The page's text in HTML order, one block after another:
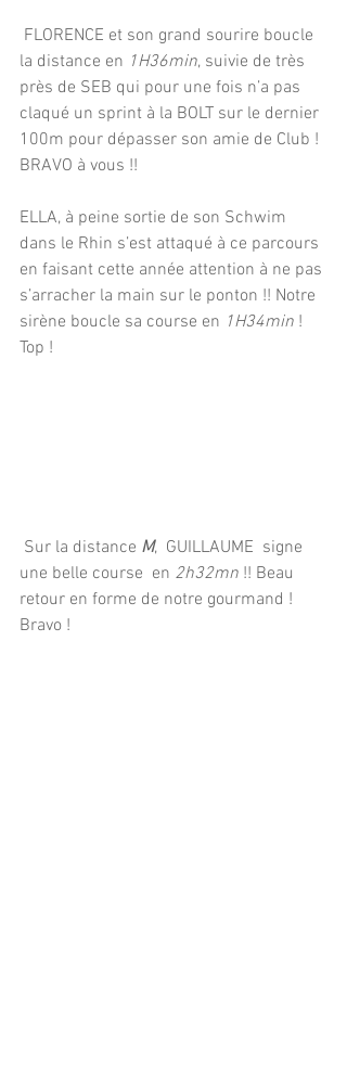
la distance en 1H36min, suivie de très
près de SEB qui pour une fois n’a pas
claqué un sprint à la BOLT sur le dernier
100m pour dépasser son amie de Club !
BRAVO à vous !!
ELLA, à peine sortie de son Schwim
dans le Rhin s’est attaqué à ce parcours
en faisant cette année attention à ne pas
s’arracher la main sur le ponton !! Notre
sirène boucle sa course en 1H34min !
Top !
Sur la distance M,  GUILLAUME  signe
une belle course  en 2h32mn !! Beau
retour en forme de notre gourmand !
Bravo !